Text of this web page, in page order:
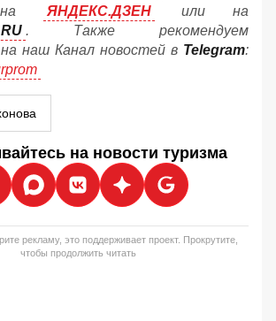
на
ЯНДЕКС.ДЗЕН
или на
. Также рекомендуем
наш Канал новостей в Telegram:
на новости туризма
рекламу, это поддерживает проект. Прокрутите,
чтобы продолжить читать